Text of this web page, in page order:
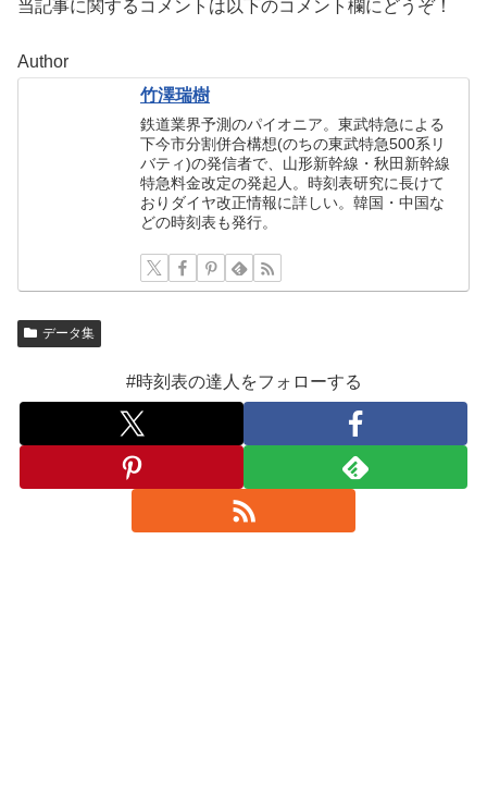
当記事に関するコメントは以下のコメント欄にどうぞ！
Author
竹澤瑞樹
鉄道業界予測のパイオニア。東武特急による
下今市分割併合構想(のちの東武特急500系リ
バティ)の発信者で、山形新幹線・秋田新幹線
特急料金改定の発起人。時刻表研究に長けて
おりダイヤ改正情報に詳しい。韓国・中国な
どの時刻表も発行。
データ集
#時刻表の達人をフォローする